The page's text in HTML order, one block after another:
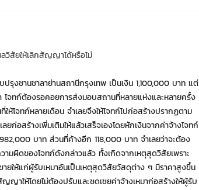
วิสัยให้เลิกสัญญาได้หรือไม่
งชานชาลาย่านสถานีกรุงเทพ เป็นเงิน 1,100,000 บาท แต่
จทก์ต้องรอคอยการส่งมอบสถานที่หลายแห่งและหลายครั้ง
โจทก์หลายเดือน จำเลยจึงให้โจทก์ไปก่อสร้างปรากฏตาม
อสร้างเพิ่มเติมให้แล้วเสร็จเองโดยหักเงินจากค่าจ้างโจทก์
บาท ส่วนที่ค้างอีก 118,000 บาท จำเลยว่าจะต้อง
ามผิดของโจทก์ดังกล่าวแล้ว ทั้งเกิดจากเหตุสุดวิสัยเพราะ
ยให้แก่ผู้รับเหมาอันเป็นเหตุสุดวิสัยวัสดุต่าง ๆ มีราคาสูงขึ้น
าให้โดยไม่ต้องปรับและชดเชยค่าจ้างเหมาก่อสร้างให้ผู้รับ